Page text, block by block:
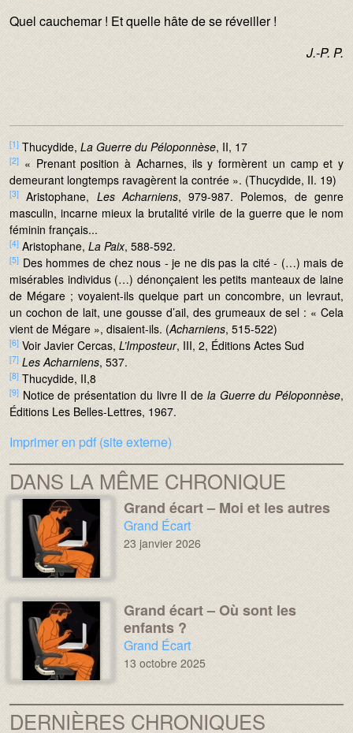
Quel cauchemar ! Et quelle hâte de se réveiller !
J.-P. P.
[1] Thucydide, La Guerre du Péloponnèse, II, 17
[2] « Prenant position à Acharnes, ils y formèrent un camp et y
demeurant longtemps ravagèrent la contrée ». (Thucydide, II. 19)
[3] Aristophane, Les Acharniens, 979-987. Polemos, de genre
masculin, incarne mieux la brutalité virile de la guerre que le nom
féminin français...
[4] Aristophane, La Paix, 588-592.
[5] Des hommes de chez nous - je ne dis pas la cité - (…) mais de
misérables individus (…) dénonçaient les petits manteaux de laine
de Mégare ; voyaient-ils quelque part un concombre, un levraut,
un cochon de lait, une gousse d’ail, des grumeaux de sel : « Cela
vient de Mégare », disaient-ils. (Acharniens, 515-522)
[6] Voir Javier Cercas, L’Imposteur, III, 2, Éditions Actes Sud
[7] Les Acharniens, 537.
[8] Thucydide, II,8
[9] Notice de présentation du livre II de la Guerre du Péloponnèse,
Éditions Les Belles-Lettres, 1967.
Imprimer en pdf (site externe)
DANS LA MÊME CHRONIQUE
Média :
Image : Grand écart – Moi et les autres
Chronique :
Grand Écart
23 janvier 2026
Média :
Image :
Grand écart – Où sont les
enfants ?
Chronique :
Grand Écart
13 octobre 2025
DERNIÈRES CHRONIQUES